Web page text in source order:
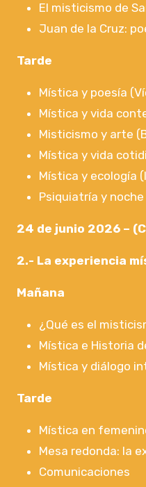
El misticismo de
Juan de la Cruz:
Tarde
Mística y poesía
Mística y vida
Misticismo y arte
Mística y vida
Mística y ecología
Psiquiatría y
24 de junio 2026 –
2.- La experiencia
Mañana
¿Qué es el
Mística e Historia
Mística y diálogo
Tarde
Mística en
Mesa redonda: la
Comunicaciones